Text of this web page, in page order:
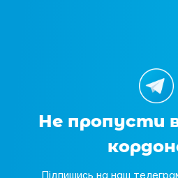
Не пропусти
Підпишись на наш